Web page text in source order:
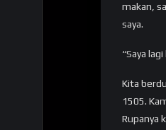
makan,
saya.
“Saya
Kita
1505.
Rupanya